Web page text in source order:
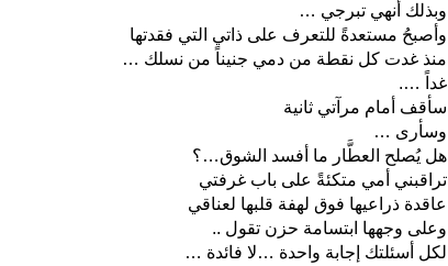
وبذلك أنهي تبرجي …
وأصبحُ مستعدةً للتعرف على ذاتي التي فقدتها
منذ غدت كل نقطة من دمي جنيناً من نسلك …
غداً ….
سأقف أمام مرآتي ثانية
وسأرى …
هل يُصلح العطَّار ما أفسد الشوق…؟
تراقبني أمي متكئةً على باب غرفتي
عاقدة ذراعيها فوق لهفة قلبها لعناقي
وعلى وجهها ابتسامة حزن تقول ..
لكل أسئلتك إجابة واحدة …لا فائدة …